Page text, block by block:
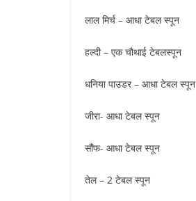
लाल मिर्च – आधा टेबल स्पून
हल्दी – एक चौथाई टेबलस्पून
धनिया पाउडर – आधा टेबल स्पून
जीरा- आधा टेबल स्पून
सौंफ- आधा टेबल स्पून
तेल – 2 टेबल स्पून